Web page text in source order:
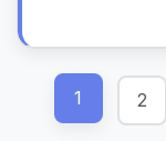
1 2